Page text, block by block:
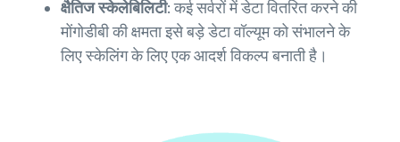
क्षैतिज स्केलेबिलिटी:कई सर्वरों में डेटा वितरित करने की
मोंगोडीबी की क्षमता इसे बड़े डेटा वॉल्यूम को संभालने के
लिए स्केलिंग के लिए एक आदर्श विकल्प बनाती है।